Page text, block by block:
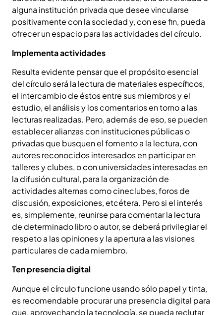
alguna institución privada que desee vincularse
positivamente con la sociedad y, con ese fin, pueda
ofrecer un espacio para las actividades del círculo.
Implementa actividades
Resulta evidente pensar que el propósito esencial
del círculo será la lectura de materiales específicos,
el intercambio de éstos entre sus miembros y el
estudio, el análisis y los comentarios en torno a las
lecturas realizadas. Pero, además de eso, se pueden
establecer alianzas con instituciones públicas o
privadas que busquen el fomento a la lectura, con
autores reconocidos interesados en participar en
talleres y clubes, o con universidades interesadas en
la difusión cultural, para la organización de
actividades alternas como cineclubes, foros de
discusión, exposiciones, etcétera. Pero si el interés
es, simplemente, reunirse para comentar la lectura
de determinado libro o autor, se deberá privilegiar el
respeto a las opiniones y la apertura a las visiones
particulares de cada miembro.
Ten presencia digital
Aunque el círculo funcione usando sólo papel y tinta,
es recomendable procurar una presencia digital para
que, aprovechando la tecnología, se pueda reclutar